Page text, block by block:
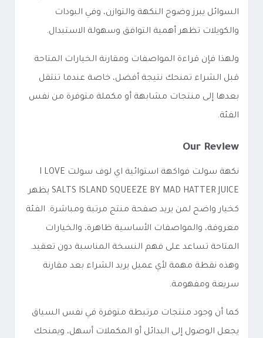
السوائل يبرز وضوح النكهة والتوازن، وفي البودات
والكويلات تظهر أهمية التوافق وسهولة الاستبدال.
ولهذا فإن قراءة المواصفات ومقارنة الخيارات المتاحة
قبل الشراء تمنحك نتيجة أفضل، خاصة عندما تنتقل
بعدها إلى منتجات مشابهة أو مكملة متوفرة من نفس
الفئة.
Our Review
نكهة سولت فواكهة استوائية اي لوف سولت I LOVE
SALTS ISLAND SQUEEZE BY MAD HATTER JUICE يظهر
كخيار واضح لمن يريد صفحة منتج مرتبة ومباشرة. الفئة
معروفة، والمواصفات الأساسية ظاهرة، والخيارات
المتاحة تساعد على فهم النسخة المناسبة دون تعقيد.
وهذه نقطة مهمة لأي عميل يريد الشراء بعد مقارنة
سريعة ومفهومة.
كما أن وجود منتجات مرتبطة متوفرة في نفس السياق
يجعل الوصول إلى البدائل أو المكملات أسهل، ويمنحك